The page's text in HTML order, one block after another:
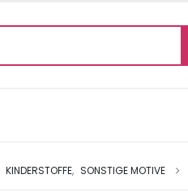
KINDERSTOFFE, SONSTIGE MOTIVE